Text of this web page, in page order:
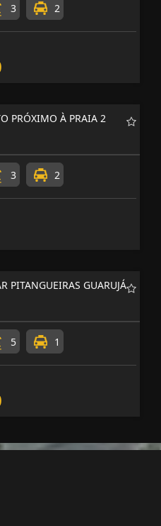
3 2
PRÓXIMO À PRAIA 2
3 2
PITANGUEIRAS GUARUJÁ
5 1